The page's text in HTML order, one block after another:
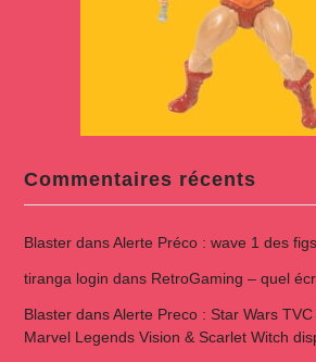
Commentaires récents
BlasterdansAlerte Préco : wave 1 des
tiranga login dans RetroGaming – quel
BlasterdansAlerte Preco : Star Wars
Marvel Legends Vision & Scarlet Witch